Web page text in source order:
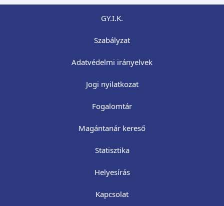
GY.I.K.
Szabályzat
Adatvédelmi irányelvek
Jogi nyilatkozat
Fogalomtár
Magántanár kereső
Statisztika
Helyesírás
Kapcsolat